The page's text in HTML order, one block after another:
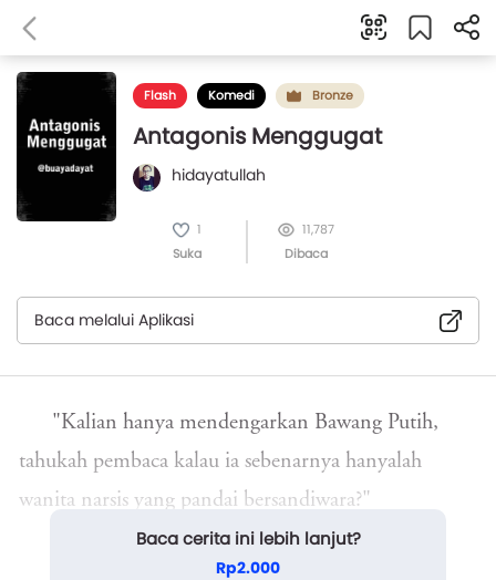
Flash Komedi Bronze
Antagonis Menggugat
hidayatullah
1
Suka
11,787
Dibaca
Baca melalui Aplikasi
"Kalian hanya mendengarkan Bawang Putih,
tahukah pembaca kalau ia sebenarnya hanyalah
wanita narsis yang pandai bersandiwara?"
"Kenapa jadi salah seorang Malin Kundang kalau
Baca cerita ini lebih lanjut?
Rp2.000